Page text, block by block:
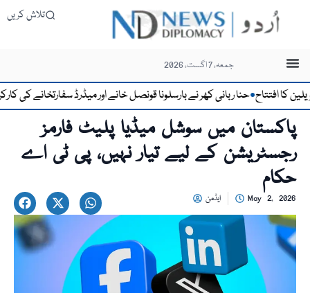
تلاش کریں
جمعہ، 7 اگست، 2026
حنا ربانی کھر نے بارسلونا قونصل خانے اور میڈرڈ سفارتخانے کی●افتتاح
پاکستان میں سوشل میڈیا پلیٹ فارمز
رجسٹریشن کے لیے تیار نہیں، پی ٹی اے
حکام
ایڈمن May 2, 2026